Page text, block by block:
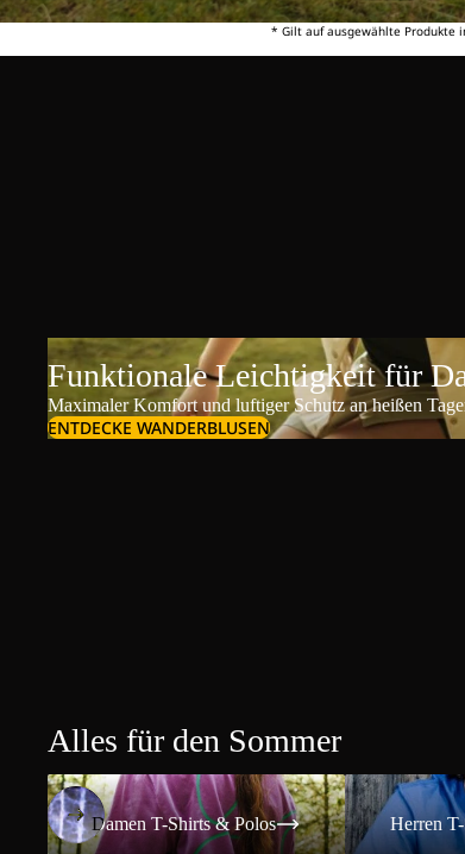
* Gilt auf ausgewählte Produkte
Funktionale Leichtigkeit für
Maximaler Komfort und luftiger Schutz an heißen
ENTDECKE WANDERBLUSEN
Alles für den Sommer
Damen T-Shirts & Polos
Damen T-Shirts & Polos
Herren T-
Herren